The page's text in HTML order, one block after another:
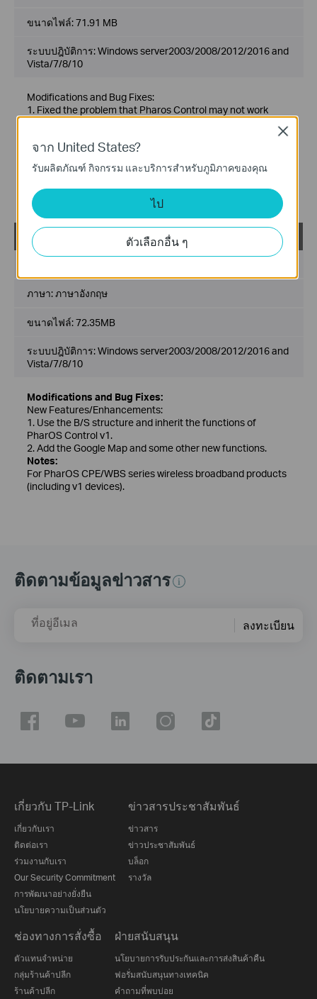
ขนาดไฟล์:71.91 MB
ระบบปฎิบัติการ: Windows server2003/2008/2012/2016 and
Vista/7/8/10
Modifications and Bug Fixes:
1. Fixed the problem that Pharos Control may not work
3. Improved log security level.
1. We suggest customers modify username and password
after upgrading to the latest version of Pharos Control to
improve security level.
Pharos Control_2.0.4_Windows
ภาษา:ภาษาอังกฤษ
ขนาดไฟล์:72.35MB
ระบบปฎิบัติการ: Windows server2003/2008/2012/2016 and
Vista/7/8/10
Modifications and Bug Fixes:
New Features/Enhancements:
1. Use the B/S structure and inherit the functions of
PharOS Control v1.
2. Add the Google Map and some other new functions.
Notes:
For PharOS CPE/WBS series wireless broadband products
(including v1 devices).
ติดตามข้อมูลข่าวสาร
ที่อยู่อีเมล ลงทะเบียน
ติดตามเรา
เกี่ยวกับ TP-Link
เกี่ยวกับเรา
ติดต่อเรา
ร่วมงานกับเรา
Our Security Commitment
การพัฒนาอย่างยั่งยืน
นโยบายความเป็นส่วนตัว
ข่าวสารประชาสัมพันธ์
ข่าวสาร
ข่าวประชาสัมพันธ์
บล็อก
รางวัล
ช่องทางการสั่งซื้อ
ตัวแทนจำหน่าย
กลุ่มร้านค้าปลีก
ร้านค้าปลีก
ฝ่ายสนับสนุน
นโยบายการรับประกันและการส่งสินค้าคืน
ฟอรั่มสนับสนุนทางเทคนิค
คำถามที่พบบ่อย
จาก United States?
รับผลิตภัณฑ์ กิจกรรม และบริการสำหรับภูมิภาคของคุณ
ไป
ตัวเลือกอื่น ๆ
Close